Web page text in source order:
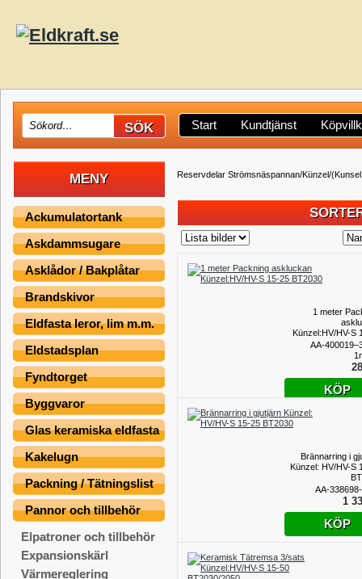
Start Kundtjänst
MENY
Ackumulatortank
Askdammsugare
Asklådor / Bakplåtar
Brandskivor
Eldfasta leror, lim m.m.
Eldstadsplan
Fyndtorget
Byggvaror
Glas keramiska eldfasta
Kakelugn
Packning / Tätningslist
Pannor och tillbehör
Elpatroner och tillbehör
Expansionskärl
Värmereglering
Reservdelar Strömsnäspannan/Künzel/
1 meter
Künzel:HV/HV-S
AA-
KÖP
Brännarring i
Künzel: HV/HV-S
AA-
1
KÖP